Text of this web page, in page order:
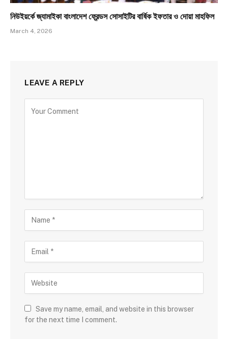
নিউইয়র্কে জ্যামাইকা বাংলাদেশ ফ্রেন্ডস সোসাইটির বার্ষিক ইফতার ও দোয়া মাহফিল
March 4, 2026
LEAVE A REPLY
Save my name, email, and website in this browser
for the next time I comment.